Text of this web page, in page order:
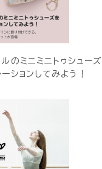
のミニミニトゥシューズ
ションしてみよう！